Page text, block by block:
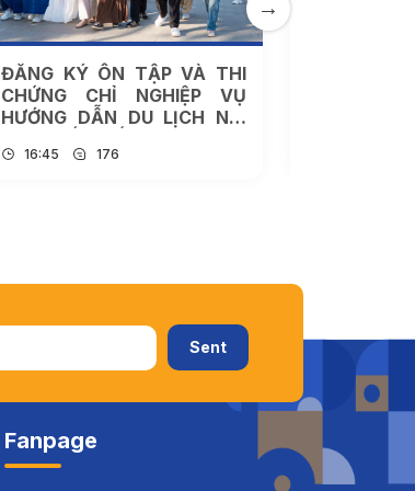
ĐĂNG KÝ ÔN TẬP VÀ THI
CHỨNG CHỈ NGHIỆP VỤ
HƯỚNG DẪN DU LỊCH NỘI
9/2026
16:45 176
Fanpage